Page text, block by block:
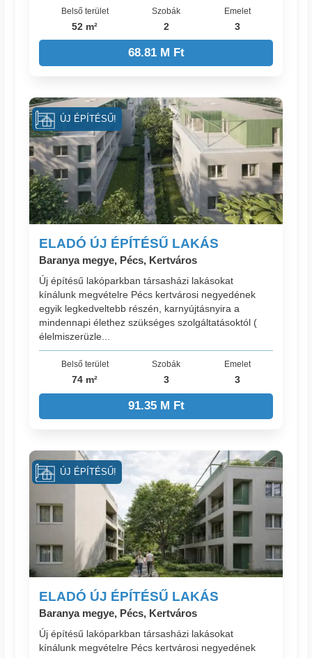
Belső terület
52 m²
Szobák
2
Emelet
3
68.81 M Ft
ELADÓ ÚJ ÉPÍTÉSŰ LAKÁS
Baranya megye, Pécs, Kertváros
Új építésű lakóparkban társasházi lakásokat
kínálunk megvételre Pécs kertvárosi negyedének
egyik legkedveltebb részén, karnyújtásnyira a
mindennapi élethez szükséges szolgáltatásoktól (
élelmiszerüzle...
Belső terület
74 m²
Szobák
3
Emelet
3
91.35 M Ft
ÚJ ÉPÍTÉSŰ!
ELADÓ ÚJ ÉPÍTÉSŰ LAKÁS
Baranya megye, Pécs, Kertváros
Új építésű lakóparkban társasházi lakásokat
kínálunk megvételre Pécs kertvárosi negyedének
ÚJ ÉPÍTÉSŰ!